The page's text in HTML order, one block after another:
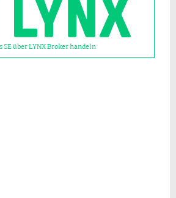
SE über LYNX Broker handeln